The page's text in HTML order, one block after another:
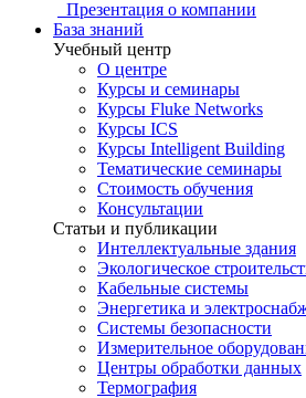
Презентация о компании
База знаний
Учебный центр
О центре
Курсы и семинары
Курсы Fluke Networks
Курсы ICS
Курсы Intelligent Building
Тематические семинары
Стоимость обучения
Консультации
Статьи и публикации
Интеллектуальные здания
Экологическое
Кабельные системы
Энергетика и
Системы безопасности
Измерительное
Центры обработки данных
Термография